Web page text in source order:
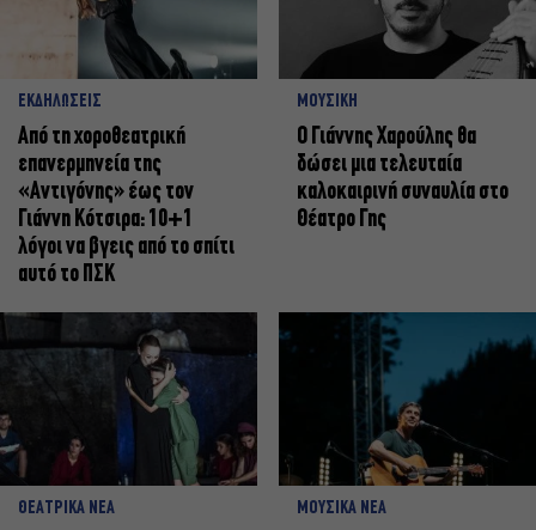
ΕΚΔΗΛΩΣΕΙΣ
Από τη χοροθεατρική
επανερμηνεία της
«Αντιγόνης» έως τον
Γιάννη Κότσιρα: 10+1
λόγοι να βγεις από το σπίτι
αυτό το ΠΣΚ
ΜΟΥΣΙΚΗ
Ο Γιάννης Χαρούλης θα
δώσει μια τελευταία
καλοκαιρινή συναυλία στο
Θέατρο Γης
ΘΕΑΤΡΙΚΑ ΝΕΑ ΜΟΥΣΙΚΑ ΝΕΑ